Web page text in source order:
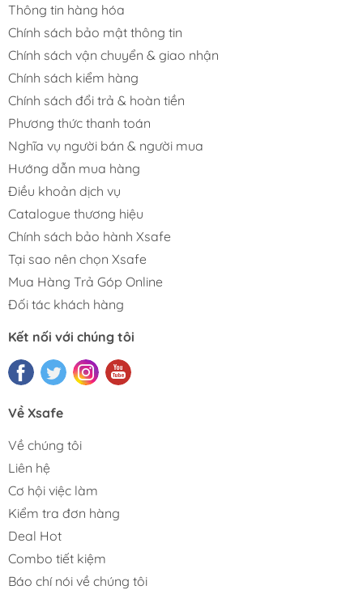
Thông tin hàng hóa
Chính sách bảo mật thông tin
Chính sách vận chuyển & giao nhận
Chính sách kiểm hàng
Chính sách đổi trả & hoàn tiền
Phương thức thanh toán
Nghĩa vụ người bán & người mua
Hướng dẫn mua hàng
Điều khoản dịch vụ
Catalogue thương hiệu
Chính sách bảo hành Xsafe
Tại sao nên chọn Xsafe
Mua Hàng Trả Góp Online
Đối tác khách hàng
Kết nối với chúng tôi
Về Xsafe
Về chúng tôi
Liên hệ
Cơ hội việc làm
Kiểm tra đơn hàng
Deal Hot
Combo tiết kiệm
Báo chí nói về chúng tôi